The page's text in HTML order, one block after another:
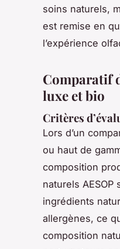
soins naturels,
est remise en
l’expérience
Comparatif
luxe et bio
Critères
Lors d’un
ou haut de
composition
naturels
ingrédients
allergènes, ce
composition